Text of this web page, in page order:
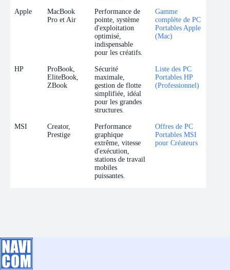
Apple
MacBook
Pro et Air
Performance de
pointe, système
d'exploitation
optimisé,
indispensable
pour les créatifs.
Gamme
complète de PC
Portables Apple
(Mac)
HP
ProBook,
EliteBook,
ZBook
Sécurité
maximale,
gestion de flotte
simplifiée, idéal
pour les grandes
structures.
Liste des PC
Portables HP
(Professionnel)
MSI
Creator,
Prestige
Performance
graphique
extrême, vitesse
d'exécution,
stations de travail
mobiles
puissantes.
Offres de PC
Portables MSI
pour Créateurs